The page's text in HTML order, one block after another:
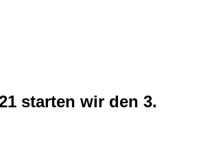
starten wir den 3.